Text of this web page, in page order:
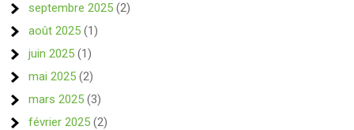
septembre 2025 (2)
août 2025 (1)
juin 2025 (1)
mai 2025 (2)
mars 2025 (3)
février 2025 (2)